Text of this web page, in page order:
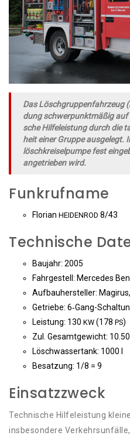
Das Lösch­grup­pen­fahr­zeug
dung schwer­punkt­mä­ßig
sche Hil­fe­leis­tung durch die
heit einer Grup­pe aus­ge­legt.
lösch­krei­sel­pum­pe fest
ange­trie­ben wird.
Funkrufname
Flo­ri­an HEIDENROD 8/43
Technische
Bau­jahr: 2005
Fahr­ge­stell: Mer­ce­des
Auf­bau­her­stel­ler: Magi­rus,
Getrie­be: 6‑Gang-
Leis­tung: 130 KW (178 PS)
Zul. Gesamt­ge­wicht:
Lösch­was­ser­tank: 1000 l
Besat­zung: 1/8 = 9
Einsatzzweck
Tech­ni­sche Hil­fe­leis­tung
ins­be­son­de­re